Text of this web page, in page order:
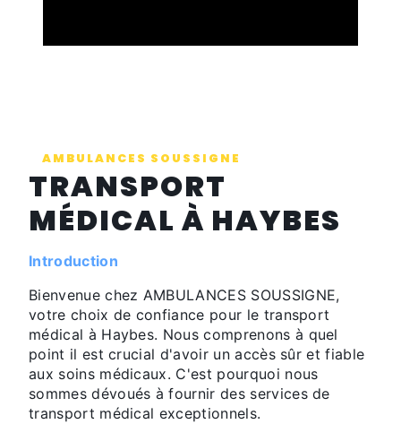
AMBULANCES SOUSSIGNE
TRANSPORT
MÉDICAL À HAYBES
Introduction
Bienvenue chez AMBULANCES SOUSSIGNE,
votre choix de confiance pour le transport
médical à Haybes. Nous comprenons à quel
point il est crucial d'avoir un accès sûr et fiable
aux soins médicaux. C'est pourquoi nous
sommes dévoués à fournir des services de
transport médical exceptionnels.